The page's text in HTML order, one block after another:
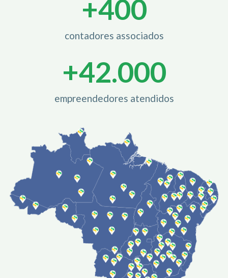
contadores associados
+400
empreendedores atendidos
+42.000